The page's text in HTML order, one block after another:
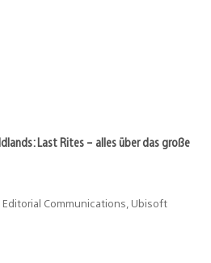
Last Rites – alles über das große
Editorial Communications, Ubisoft